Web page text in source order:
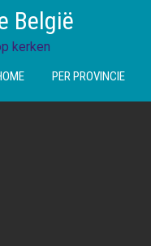
België
kerken
PER PROVINCIE